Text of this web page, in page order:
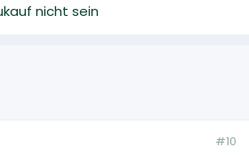
nicht sein
#10